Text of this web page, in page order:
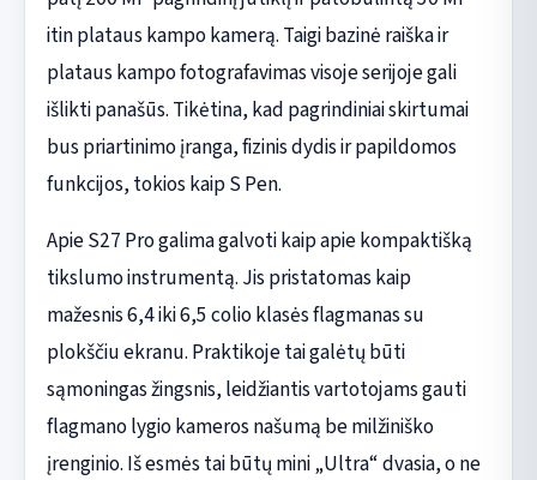
itin plataus kampo kamerą. Taigi bazinė raiška ir
plataus kampo fotografavimas visoje serijoje gali
išlikti panašūs. Tikėtina, kad pagrindiniai skirtumai
bus priartinimo įranga, fizinis dydis ir papildomos
funkcijos, tokios kaip S Pen.
Apie S27 Pro galima galvoti kaip apie kompaktišką
tikslumo instrumentą. Jis pristatomas kaip
mažesnis 6,4 iki 6,5 colio klasės flagmanas su
plokščiu ekranu. Praktikoje tai galėtų būti
sąmoningas žingsnis, leidžiantis vartotojams gauti
flagmano lygio kameros našumą be milžiniško
įrenginio. Iš esmės tai būtų mini „Ultra“ dvasia, o ne